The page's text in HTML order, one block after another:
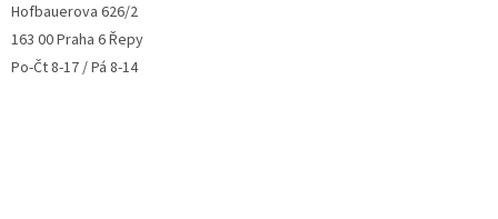
Hofbauerova 626/2
163 00 Praha 6 Řepy
Po-Čt 8-17 / Pá 8-14